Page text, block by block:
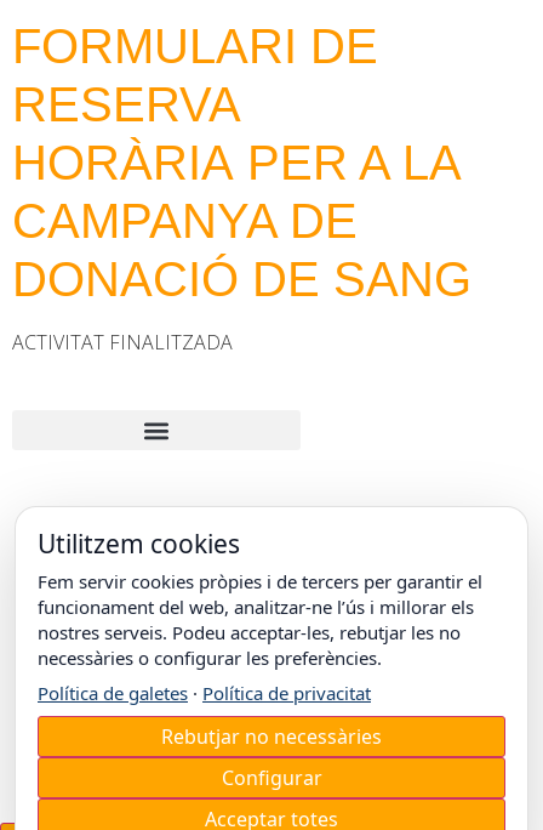
FORMULARI DE
RESERVA
HORÀRIA PER A LA
CAMPANYA DE
DONACIÓ DE SANG
ACTIVITAT FINALITZADA
© COL·LEGI EPISCOPAL DE LLEIDA
Carrer Doctor Combelles, 38
25003 Lleida
T. +34 973 26 31 00
Utilitzem cookies
Fem servir cookies pròpies i de tercers per garantir el
funcionament del web, analitzar-ne l’ús i millorar els
nostres serveis. Podeu acceptar-les, rebutjar les no
necessàries o configurar les preferències.
Política de galetes · Política de privacitat
Rebutjar no necessàries
Configurar
Acceptar totes